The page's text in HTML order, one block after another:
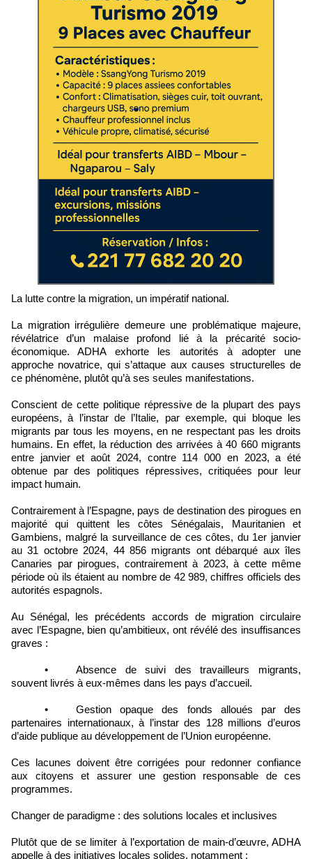
La lutte contre la migration, un impératif national.
La migration irrégulière demeure une problématique majeure,
révélatrice d’un malaise profond lié à la précarité socio-
économique. ADHA exhorte les autorités à adopter une
approche novatrice, qui s’attaque aux causes structurelles de
ce phénomène, plutôt qu’à ses seules manifestations.
Conscient de cette politique répressive de la plupart des pays
européens, à l’instar de l’Italie, par exemple, qui bloque les
migrants par tous les moyens, en ne respectant pas les droits
humains. En effet, la réduction des arrivées à 40 660 migrants
entre janvier et août 2024, contre 114 000 en 2023, a été
obtenue par des politiques répressives, critiquées pour leur
impact humain.
Contrairement à l’Espagne, pays de destination des pirogues en
majorité qui quittent les côtes Sénégalais, Mauritanien et
Gambiens, malgré la surveillance de ces côtes, du 1er janvier
au 31 octobre 2024, 44 856 migrants ont débarqué aux îles
Canaries par pirogues, contrairement à 2023, à cette même
période où ils étaient au nombre de 42 989, chiffres officiels des
autorités espagnols.
Au Sénégal, les précédents accords de migration circulaire
avec l’Espagne, bien qu’ambitieux, ont révélé des insuffisances
graves :
• Absence de suivi des travailleurs migrants,
souvent livrés à eux-mêmes dans les pays d’accueil.
• Gestion opaque des fonds alloués par des
partenaires internationaux, à l’instar des 128 millions d’euros
d’aide publique au développement de l’Union européenne.
Ces lacunes doivent être corrigées pour redonner confiance
aux citoyens et assurer une gestion responsable de ces
programmes.
Changer de paradigme : des solutions locales et inclusives
Plutôt que de se limiter à l’exportation de main-d’œuvre, ADHA
appelle à des initiatives locales solides, notamment :